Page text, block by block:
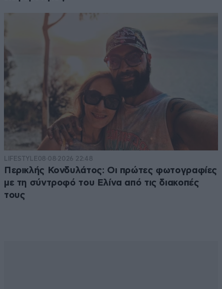
LIFESTYLE08·08·2026 22:48
Περικλής Κονδυλάτος: Οι πρώτες φωτογραφίες
με τη σύντροφό του Ελίνα από τις διακοπές
τους